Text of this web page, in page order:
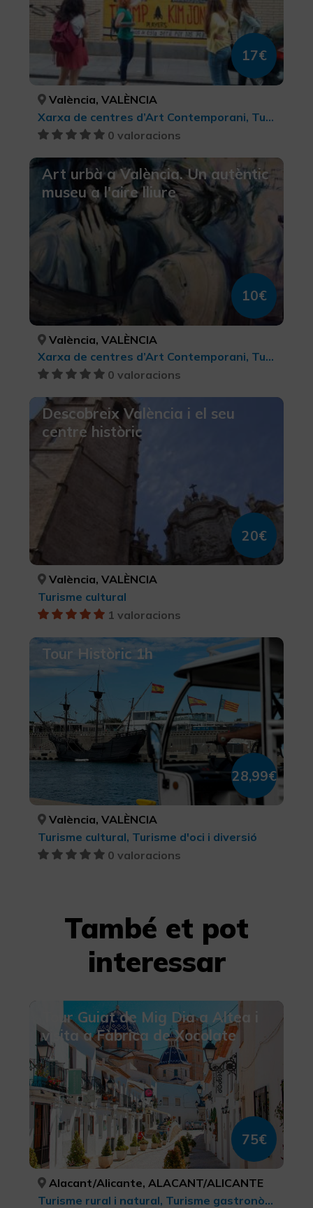
17€
València, VALÈNCIA
Xarxa de centres d’Art Contemporani, Turisme cultural
0 valoracions
Art urbà a València. Un autèntic
museu a l'aire lliure
10€
València, VALÈNCIA
Xarxa de centres d’Art Contemporani, Turisme cultural
0 valoracions
Descobreix València i el seu
centre històric
20€
València, VALÈNCIA
Turisme cultural
1 valoracions
Tour Històric 1h
28,99€
València, VALÈNCIA
Turisme cultural, Turisme d'oci i diversió
0 valoracions
També et pot
interessar
Tour Guiat de Mig Dia a Altea i
visita a Fàbrica de Xocolate
75€
Alacant/Alicante, ALACANT/ALICANTE
Turisme rural i natural, Turisme gastronòmic, Turisme cultural